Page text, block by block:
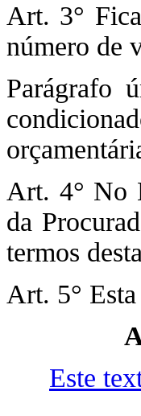
Art. 3°
número de
Parágrafo
Art. 4° No
da
termos
Art. 5°
Este